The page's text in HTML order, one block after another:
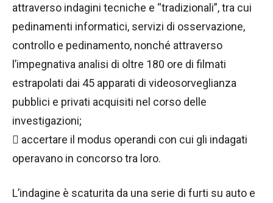
attraverso indagini tecniche e “tradizionali”, tra cui
pedinamenti informatici, servizi di osservazione,
controllo e pedinamento, nonché attraverso
l’impegnativa analisi di oltre 180 ore di filmati
estrapolati dai 45 apparati di videosorveglianza
pubblici e privati acquisiti nel corso delle
investigazioni;
 accertare il modus operandi con cui gli indagati
operavano in concorso tra loro.
L’indagine è scaturita da una serie di furti su auto e